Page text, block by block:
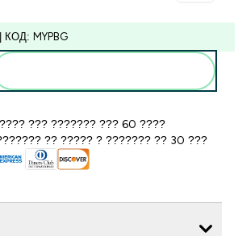
MYPBG
??? ??????? ??? 60 ????
?? ????? ? ??????? ?? 30 ???